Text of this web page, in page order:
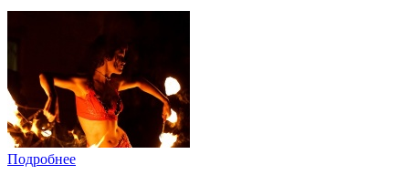
Подробнее